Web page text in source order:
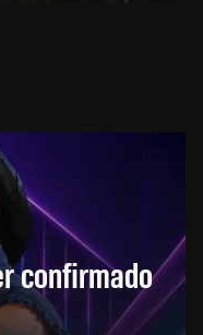
confirmado